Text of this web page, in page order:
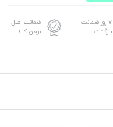
۷ روز ضمانت
بازگشت
ضمانت اصل
بودن کالا